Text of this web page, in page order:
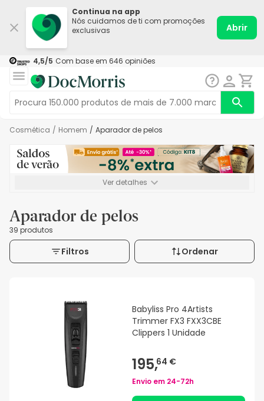
Continua na app
Nós cuidamos de ti com promoções
exclusivas
Abrir
4,5/5 Com base em 646 opiniões
Cosmética / Homem / Aparador de pelos
Ver detalhes
Aparador de pelos
39 produtos
Filtros Ordenar
Babyliss Pro 4Artists
Trimmer FX3 FXX3CBE
Clippers 1 Unidade
195,64 €
Envio em 24-72h